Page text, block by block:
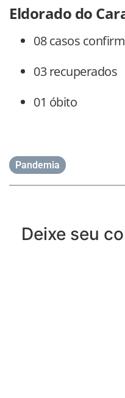
Eldorado do
08 casos
03 recuperados
01 óbito
Pandemia
Deixe seu